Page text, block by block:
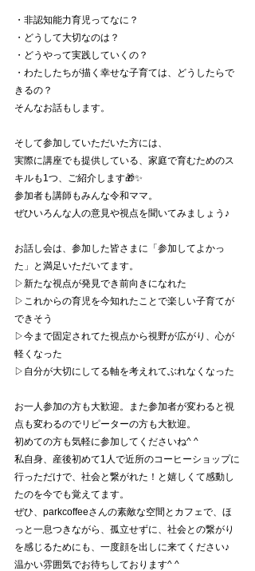
・非認知能力育児ってなに？
・どうして大切なのは？
・どうやって実践していくの？
・わたしたちが描く幸せな子育ては、どうしたらで
きるの？
そんなお話もします。
そして参加していただいた方には、
実際に講座でも提供している、家庭で育むためのス
キルも1つ、ご紹介します🎁✨
参加者も講師もみんな令和ママ。
ぜひいろんな人の意見や視点を聞いてみましょう♪
お話し会は、参加した皆さまに「参加してよかっ
た」と満足いただいてます。
▷新たな視点が発見でき前向きになれた
▷これからの育児を今知れたことで楽しい子育てが
できそう
▷今まで固定されてた視点から視野が広がり、心が
軽くなった
▷自分が大切にしてる軸を考えれてぶれなくなった
お一人参加の方も大歓迎。また参加者が変わると視
点も変わるのでリピーターの方も大歓迎。
初めての方も気軽に参加してくださいね^ ^
私自身、産後初めて1人で近所のコーヒーショップに
行っただけで、社会と繋がれた！と嬉しくて感動し
たのを今でも覚えてます。
ぜひ、parkcoffeeさんの素敵な空間とカフェで、ほ
っと一息つきながら、孤立せずに、社会との繋がり
を感じるためにも、一度顔を出しに来てください♪
温かい雰囲気でお待ちしております^ ^